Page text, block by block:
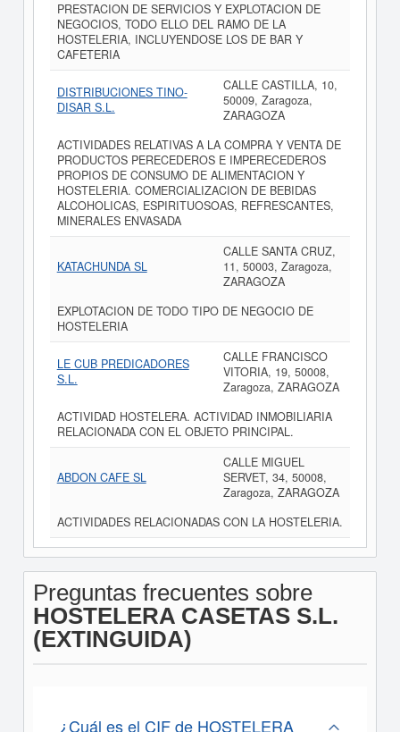
PRESTACION DE SERVICIOS Y EXPLOTACION DE
NEGOCIOS, TODO ELLO DEL RAMO DE LA
HOSTELERIA, INCLUYENDOSE LOS DE BAR Y
CAFETERIA
DISTRIBUCIONES TINO-
DISAR S.L.
CALLE CASTILLA, 10,
50009, Zaragoza,
ZARAGOZA
ACTIVIDADES RELATIVAS A LA COMPRA Y VENTA DE
PRODUCTOS PERECEDEROS E IMPERECEDEROS
PROPIOS DE CONSUMO DE ALIMENTACION Y
HOSTELERIA. COMERCIALIZACION DE BEBIDAS
ALCOHOLICAS, ESPIRITUOSOAS, REFRESCANTES,
MINERALES ENVASADA
KATACHUNDA SL
CALLE SANTA CRUZ,
11, 50003, Zaragoza,
ZARAGOZA
EXPLOTACION DE TODO TIPO DE NEGOCIO DE
HOSTELERIA
LE CUB PREDICADORES
S.L.
CALLE FRANCISCO
VITORIA, 19, 50008,
Zaragoza, ZARAGOZA
ACTIVIDAD HOSTELERA. ACTIVIDAD INMOBILIARIA
RELACIONADA CON EL OBJETO PRINCIPAL.
ABDON CAFE SL
CALLE MIGUEL
SERVET, 34, 50008,
Zaragoza, ZARAGOZA
ACTIVIDADES RELACIONADAS CON LA HOSTELERIA.
Preguntas frecuentes sobre
HOSTELERA CASETAS S.L.
(EXTINGUIDA)
¿Cuál es el CIF de HOSTELERA